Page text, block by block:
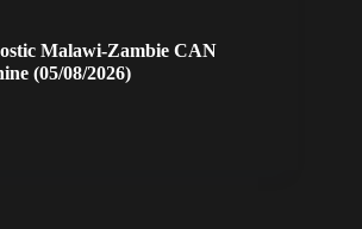
Malawi-Zambie CAN
(05/08/2026)